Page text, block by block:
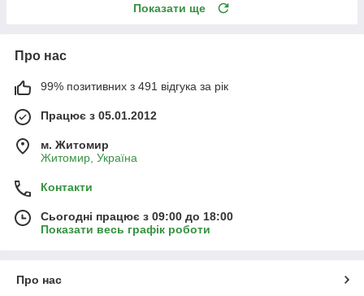
Показати ще
Про нас
99% позитивних з 491 відгука за рік
Працює з 05.01.2012
м. Житомир
Житомир, Україна
Контакти
Сьогодні працює з 09:00 до 18:00
Показати весь графік роботи
Про нас